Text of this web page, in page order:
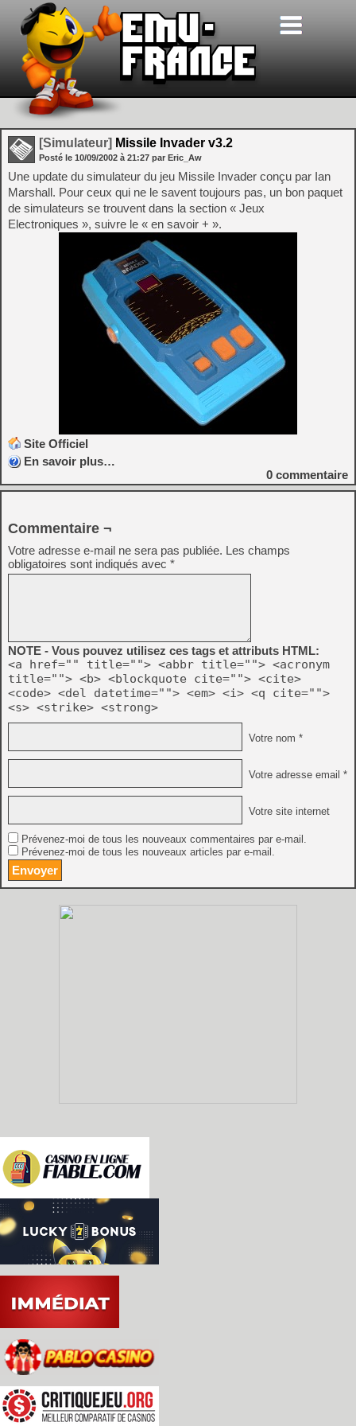
[Simulateur] Missile Invader v3.2
Posté le 10/09/2002 à 21:27 par Eric_Aw
Une update du simulateur du jeu Missile Invader conçu par Ian
Marshall. Pour ceux qui ne le savent toujours pas, un bon paquet
de simulateurs se trouvent dans la section « Jeux
Electroniques », suivre le « en savoir + ».
Site Officiel
En savoir plus…
0 commentaire
Commentaire ¬
Votre adresse e-mail ne sera pas publiée. Les champs
obligatoires sont indiqués avec *
NOTE - Vous pouvez utilisez ces tags et attributs HTML:
<a href="" title=""> <abbr title=""> <acronym
title=""> <b> <blockquote cite=""> <cite>
<code> <del datetime=""> <em> <i> <q cite="">
<s> <strike> <strong>
Votre nom *
Votre adresse email *
Votre site internet
Prévenez-moi de tous les nouveaux commentaires par e-mail.
Prévenez-moi de tous les nouveaux articles par e-mail.